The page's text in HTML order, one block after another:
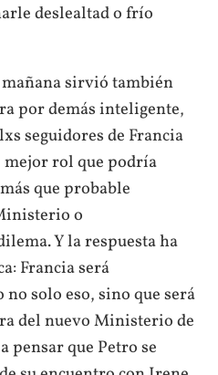
deslealtad o frío
sirvió también
por demás inteligente,
seguidores de Francia
mejor rol que podría
que probable
o
Y la respuesta ha
Francia será
solo eso, sino que será
del nuevo Ministerio de
pensar que Petro se